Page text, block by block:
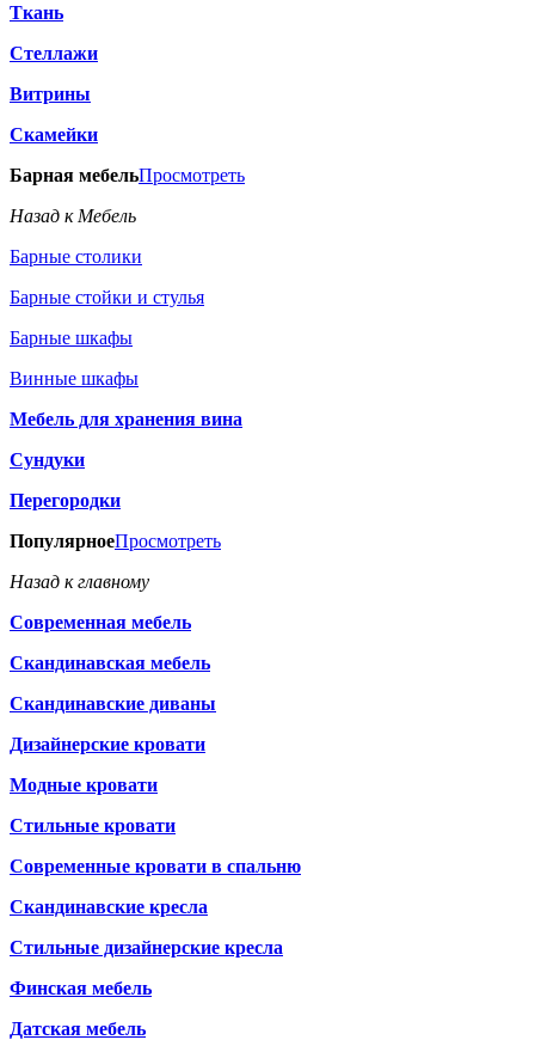
Ткань
Стеллажи
Витрины
Скамейки
Барная мебельПросмотреть
Назад к Мебель
Барные столики
Барные стойки и стулья
Барные шкафы
Винные шкафы
Мебель для хранения вина
Сундуки
Перегородки
ПопулярноеПросмотреть
Назад к главному
Современная мебель
Скандинавская мебель
Скандинавские диваны
Дизайнерские кровати
Модные кровати
Стильные кровати
Современные кровати в спальню
Скандинавские кресла
Стильные дизайнерские кресла
Финская мебель
Датская мебель